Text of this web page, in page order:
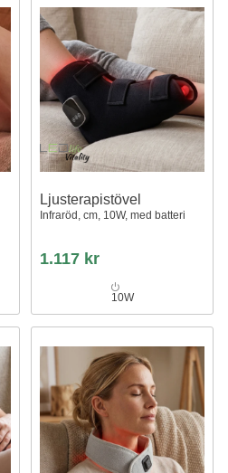
Ljusterapistövel
Infraröd, cm, 10W, med batteri
1.117 kr
10W